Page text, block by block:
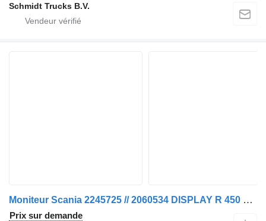
Schmidt Trucks B.V.
Moniteur Scania 2245725 // 2060534 DISPLAY R 450 EURO 6 MODEL 2017 pour camion
Prix sur demande